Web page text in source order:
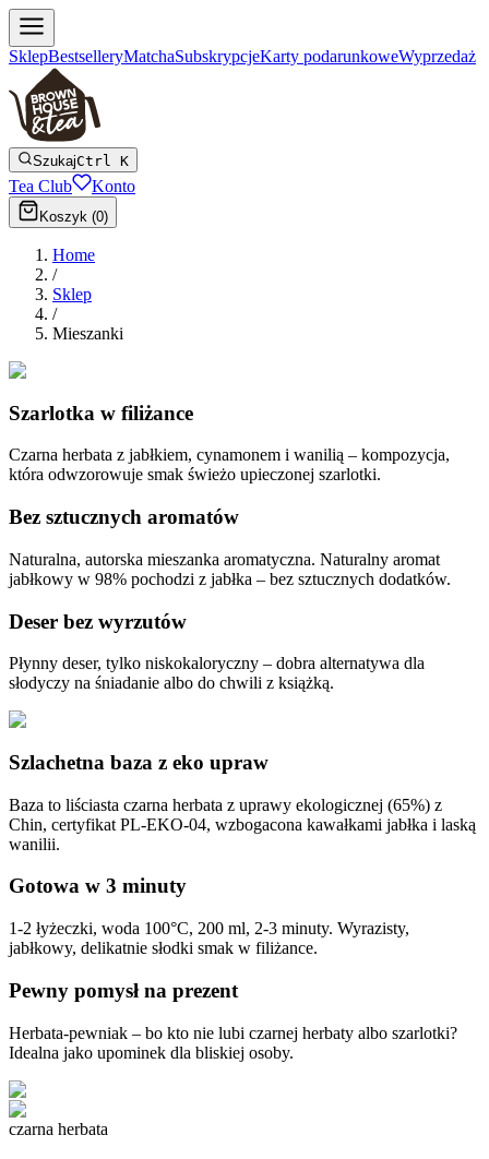
SklepBestselleryMatchaSubskrypcjeKarty podarunkoweWyprzedaż
SzukajCtrl K
Tea Club Konto
Koszyk (0)
Home
/
Sklep
/
Mieszanki
Szarlotka w filiżance
Czarna herbata z jabłkiem, cynamonem i wanilią – kompozycja,
która odwzorowuje smak świeżo upieczonej szarlotki.
Bez sztucznych aromatów
Naturalna, autorska mieszanka aromatyczna. Naturalny aromat
jabłkowy w 98% pochodzi z jabłka – bez sztucznych dodatków.
Deser bez wyrzutów
Płynny deser, tylko niskokaloryczny – dobra alternatywa dla
słodyczy na śniadanie albo do chwili z książką.
Szlachetna baza z eko upraw
Baza to liściasta czarna herbata z uprawy ekologicznej (65%) z
Chin, certyfikat PL-EKO-04, wzbogacona kawałkami jabłka i laską
wanilii.
Gotowa w 3 minuty
1-2 łyżeczki, woda 100°C, 200 ml, 2-3 minuty. Wyrazisty,
jabłkowy, delikatnie słodki smak w filiżance.
Pewny pomysł na prezent
Herbata-pewniak – bo kto nie lubi czarnej herbaty albo szarlotki?
Idealna jako upominek dla bliskiej osoby.
czarna herbata